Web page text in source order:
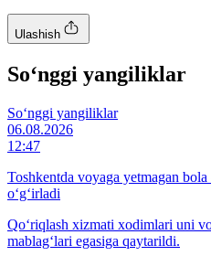
Ulashish
So‘nggi yangiliklar
So‘nggi yangiliklar
06.08.2026
12:47
Toshkentda voyaga yetmagan
o‘g‘irladi
Qo‘riqlash xizmati xodimlari uni
mablag‘lari egasiga qaytarildi.